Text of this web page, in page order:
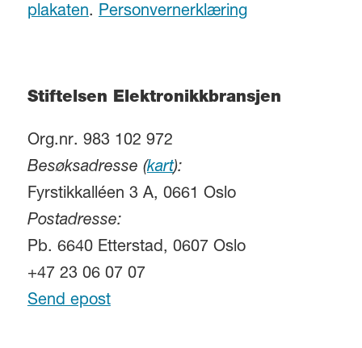
plakaten. Personvernerklæring
Stiftelsen Elektronikkbransjen
Org.nr. 983 102 972
Besøksadresse (kart):
Fyrstikkalléen 3 A, 0661 Oslo
Postadresse:
Pb. 6640 Etterstad, 0607 Oslo
+47 23 06 07 07
Send epost